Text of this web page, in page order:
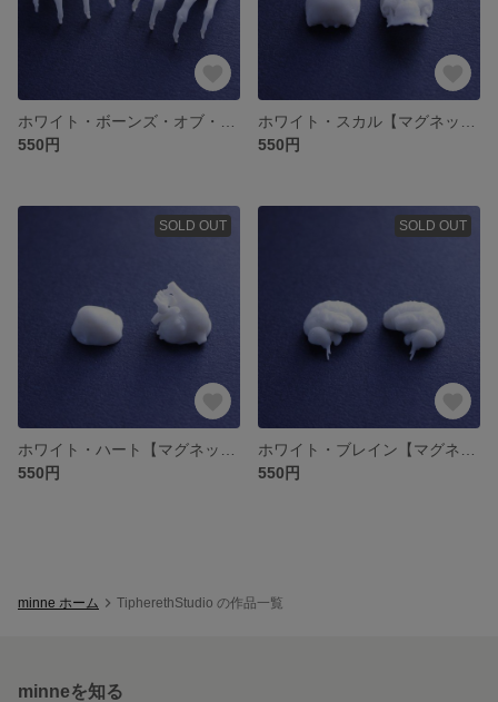
550円
550円
SOLD OUT
550円
SOLD OUT
550円
minne ホーム TipherethStudio の作品一覧
minneを知る